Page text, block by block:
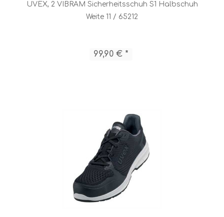
UVEX, 2 VIBRAM Sicherheitsschuh S1 Halbschuh
Weite 11 / 65212
99,90 € *